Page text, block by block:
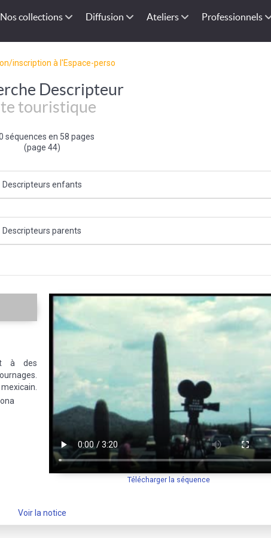
Nos collections Diffusion Ateliers Professionnels
inscription à l'Espace-perso
Descripteur
touristique
séquences en 58 pages
(page 44)
Descripteurs enfants
|Site naturel|Station balnéaire|Station de ski|Table
de balnéothérapie
Descripteurs parents
Télécharger la séquence
à des
Voir la notice